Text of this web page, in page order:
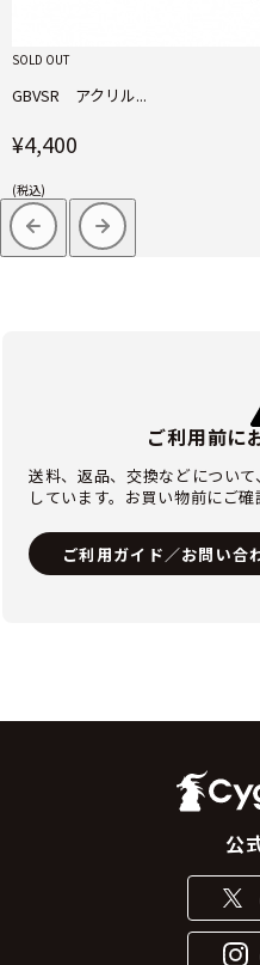
SOLD OUT
GBVSR アクリル...
¥4,400
(税込)
ご利用前に
送料、返品、交換などについ
しています。お買い物前にご確
ご利用ガイド／お問い合
公